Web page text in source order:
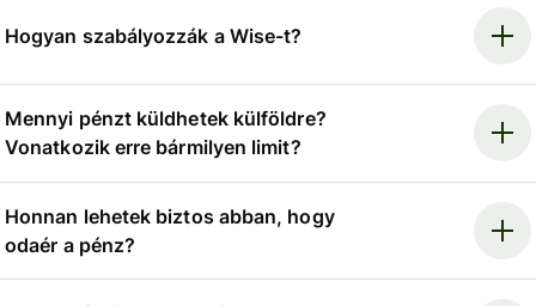
Hogyan szabályozzák a Wise-t?
Mennyi pénzt küldhetek külföldre?
Vonatkozik erre bármilyen limit?
Honnan lehetek biztos abban, hogy
odaér a pénz?